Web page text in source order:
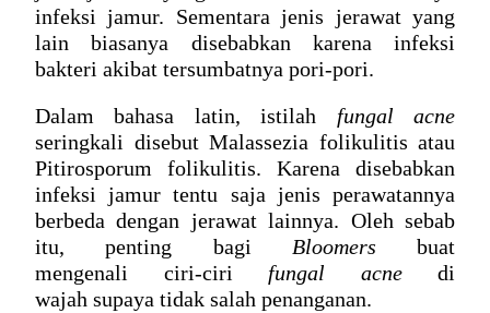
infeksi jamur. Sementara jenis jerawat yang
lain biasanya disebabkan karena infeksi
bakteri akibat tersumbatnya pori-pori.
Dalam bahasa latin, istilah fungal acne
seringkali disebut Malassezia folikulitis atau
Pitirosporum folikulitis. Karena disebabkan
infeksi jamur tentu saja jenis perawatannya
berbeda dengan jerawat lainnya. Oleh sebab
itu, penting bagi Bloomers buat
mengenali ciri-ciri fungal acne di
wajah supaya tidak salah penanganan.